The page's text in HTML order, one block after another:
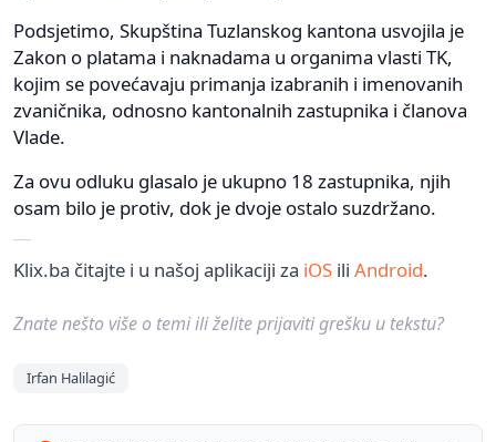
Podsjetimo, Skupština Tuzlanskog kantona usvojila je
Zakon o platama i naknadama u organima vlasti TK,
kojim se povećavaju primanja izabranih i imenovanih
zvaničnika, odnosno kantonalnih zastupnika i članova
Vlade.
Za ovu odluku glasalo je ukupno 18 zastupnika, njih
osam bilo je protiv, dok je dvoje ostalo suzdržano.
Klix.ba čitajte i u našoj aplikaciji za iOS ili Android.
Znate nešto više o temi ili želite prijaviti grešku u tekstu?
Irfan Halilagić